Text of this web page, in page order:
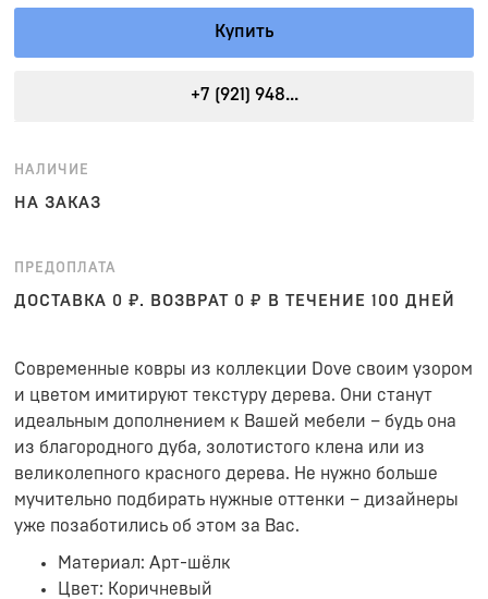
Купить
+7 (921) 948...
НАЛИЧИЕ
НА ЗАКАЗ
ПРЕДОПЛАТА
ДОСТАВКА 0 ₽. ВОЗВРАТ 0 ₽ В ТЕЧЕНИЕ 100 ДНЕЙ
Современные ковры из коллекции Dove своим узором
и цветом имитируют текстуру дерева. Они станут
идеальным дополнением к Вашей мебели – будь она
из благородного дуба, золотистого клена или из
великолепного красного дерева. Не нужно больше
мучительно подбирать нужные оттенки – дизайнеры
уже позаботились об этом за Вас.
Материал: Арт-шёлк
Цвет: Коричневый